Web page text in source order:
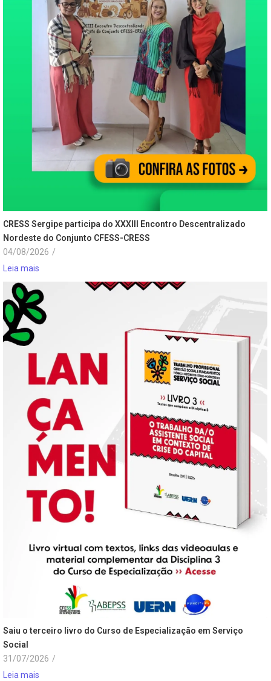
CRESS Sergipe participa do XXXIII Encontro Descentralizado
Nordeste do Conjunto CFESS-CRESS
04/08/2026 /
Leia mais
Saiu o terceiro livro do Curso de Especialização em Serviço
Social
31/07/2026 /
Leia mais